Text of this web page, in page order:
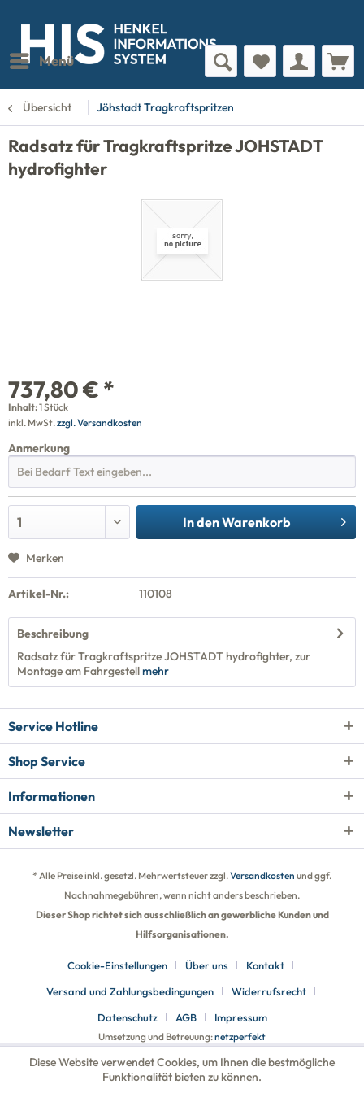
Menü
Übersicht Jöhstadt Tragkraftspritzen
Radsatz für Tragkraftspritze JOHSTADT
hydrofighter
737,80 € *
Inhalt:1 Stück
inkl. MwSt.zzgl. Versandkosten
Anmerkung
In denWarenkorb
Merken
Artikel-Nr.: 110108
Beschreibung
Radsatz für Tragkraftspritze JOHSTADT hydrofighter, zur
Montage am Fahrgestellmehr
Service Hotline
Shop Service
Informationen
Newsletter
* Alle Preise inkl. gesetzl. Mehrwertsteuer zzgl.Versandkosten und ggf.
Nachnahmegebühren, wenn nicht anders beschrieben.
Dieser Shop richtet sich ausschließlich an gewerbliche Kunden und
Hilfsorganisationen.
Cookie-Einstellungen Über uns
Kontakt
Versand und Zahlungsbedingungen
Widerrufsrecht
Datenschutz
AGB Impressum
Umsetzung und Betreuung:netzperfekt
Diese Website verwendet Cookies, um Ihnen die bestmögliche
Funktionalität bieten zu können.